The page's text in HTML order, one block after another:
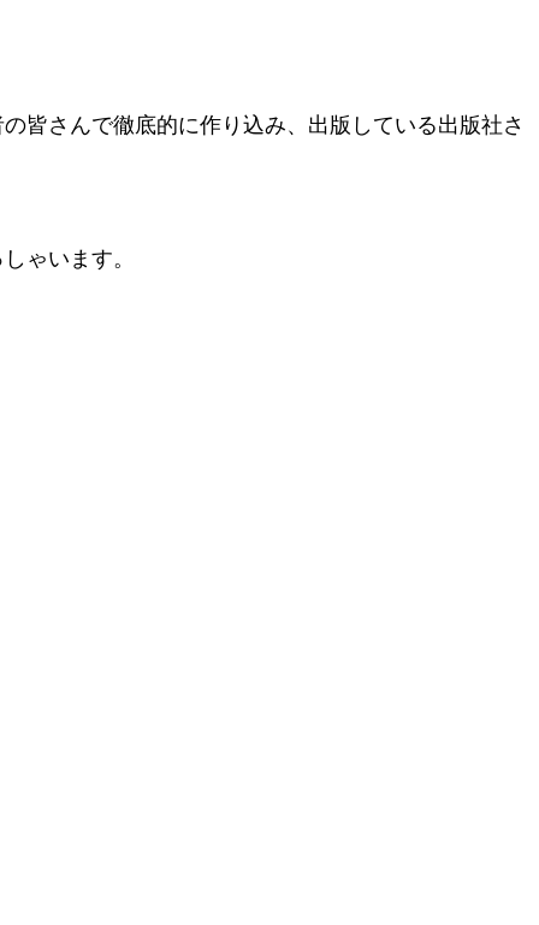
皆さんで徹底的に作り込み、出版している出版社さ
ゃいます。